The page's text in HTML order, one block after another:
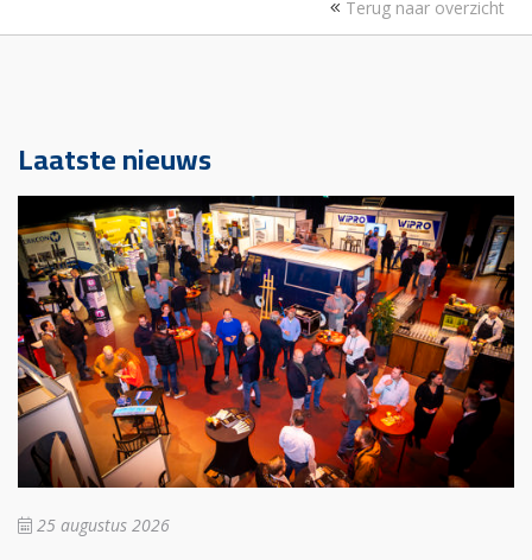
Terug naar overzicht
Laatste nieuws
25 augustus 2026